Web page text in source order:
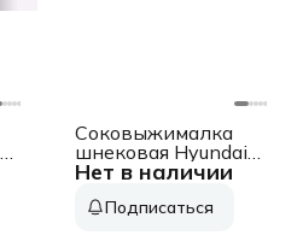
Нет в наличии
Соковыжималка
шнековая Hyundai
HY-JS6534 300Вт
светло-синий
Подписаться